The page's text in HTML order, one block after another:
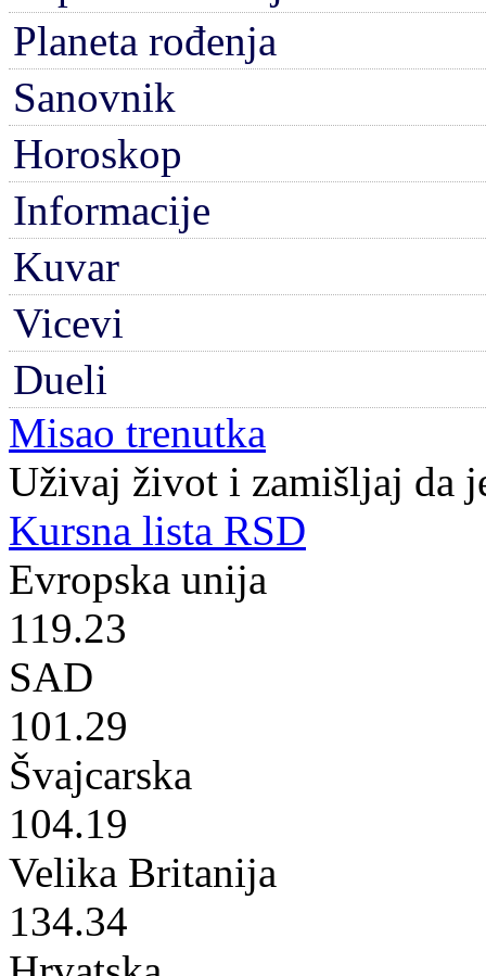
Planeta rođenja
Sanovnik
Horoskop
Informacije
Kuvar
Vicevi
Dueli
Misao trenutka
Uživaj život i zamišljaj da
Kursna lista RSD
Evropska unija
119.23
SAD
101.29
Švajcarska
104.19
Velika Britanija
134.34